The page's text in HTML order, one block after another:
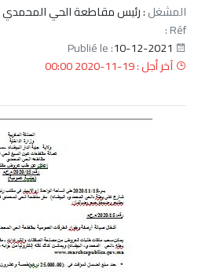
المشغل: رئيس مقاطعة الحي المحمدي
Réf :
10-12-2021
آخر أجل : 19-11-2020 00:00